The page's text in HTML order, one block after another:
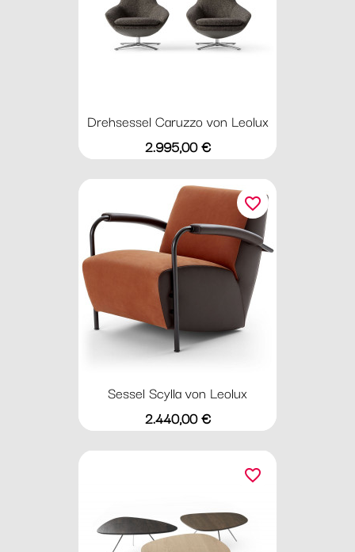
Drehsessel Caruzzo von Leolux
Preis
2.995,00 €
Sessel Scylla von Leolux
Preis
2.440,00 €
favorite_border
favorite_border